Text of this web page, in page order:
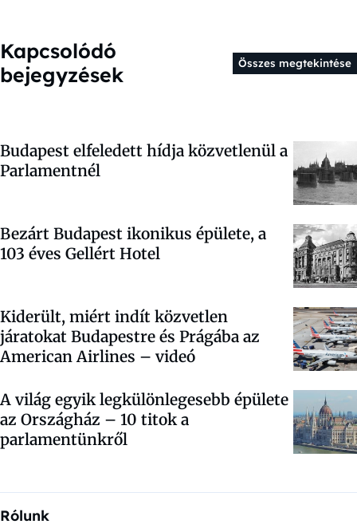
Kapcsolódó
bejegyzések
Összes megtekintése
Budapest elfeledett hídja közvetlenül a
Parlamentnél
Bezárt Budapest ikonikus épülete, a
103 éves Gellért Hotel
Kiderült, miért indít közvetlen
járatokat Budapestre és Prágába az
American Airlines – videó
A világ egyik legkülönlegesebb épülete
az Országház – 10 titok a
parlamentünkről
Rólunk